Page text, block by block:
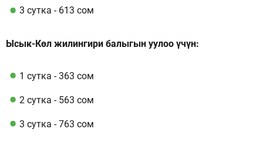
3 сутка - 613 сом
Ысык-Көл жилингири балыгын уулоо үчүн:
1 сутка - 363 сом
2 сутка - 563 сом
3 сутка - 763 сом